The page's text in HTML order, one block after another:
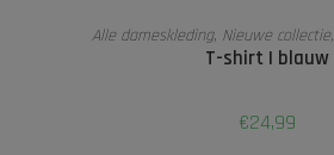
OPTIES SELECTEREN
Alle dameskleding, Nieuwe collectie,
T-shirt | blauw
€24,99